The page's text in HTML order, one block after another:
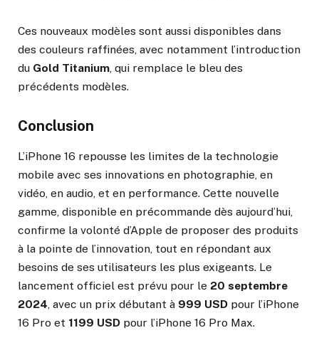
Ces nouveaux modèles sont aussi disponibles dans
des couleurs raffinées, avec notamment l’introduction
du Gold Titanium , qui remplace le bleu des
précédents modèles.
Conclusion
L’iPhone 16 repousse les limites de la technologie
mobile avec ses innovations en photographie, en
vidéo, en audio, et en performance. Cette nouvelle
gamme, disponible en précommande dès aujourd’hui,
confirme la volonté d’Apple de proposer des produits
à la pointe de l’innovation, tout en répondant aux
besoins de ses utilisateurs les plus exigeants. Le
lancement officiel est prévu pour le 20 septembre
2024, avec un prix débutant à 999 USD pour l’iPhone
16 Pro et 1199 USD pour l’iPhone 16 Pro Max.